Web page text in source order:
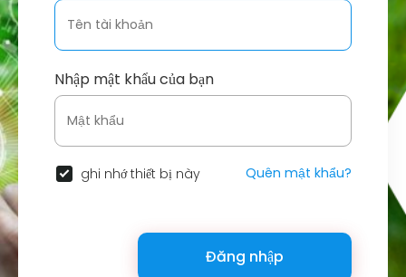
Nhập mật khẩu của bạn
ghi nhớ thiết bị này Quên mật khẩu?
Đăng nhập